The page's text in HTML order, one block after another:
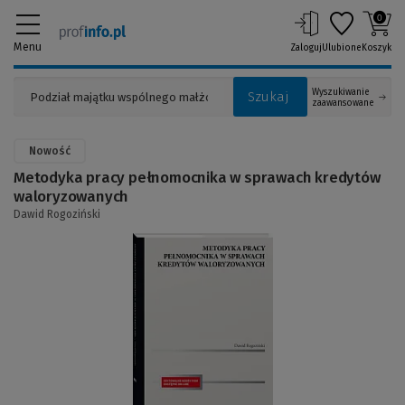
Menu
Szukaj
Wyszukiwanie
zaawansowane
ZalogujUlubione
0
Koszyk
Nowość
Metodyka pracy pełnomocnika w sprawach kredytów
waloryzowanych
Dawid Rogoziński